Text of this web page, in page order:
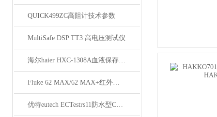
QUICK499ZC高阻计技术参数
MultiSafe DSP TT3 高电压测试仪
海尔haier HXC-1308A血液保存箱技术参数
Fluke 62 MAX/62 MAX+红外线测温仪技术资料
优特eutech ECTestrs11防水型CON测试笔